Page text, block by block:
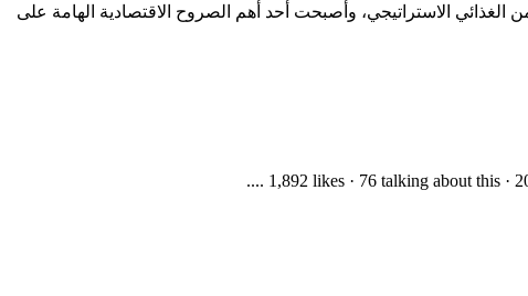
الغذائي الاستراتيجي، وأصبحت أحد أهم الصروح الاقتصادية الهامة على